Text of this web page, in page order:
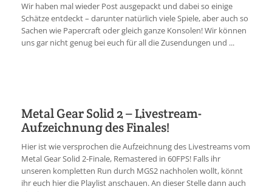
Wir haben mal wieder Post ausgepackt und dabei so einige
Schätze entdeckt – darunter natürlich viele Spiele, aber auch so
Sachen wie Papercraft oder gleich ganze Konsolen! Wir können
uns gar nicht genug bei euch für all die Zusendungen und ...
Metal Gear Solid 2 – Livestream-
Aufzeichnung des Finales!
Hier ist wie versprochen die Aufzeichnung des Livestreams vom
Metal Gear Solid 2-Finale, Remastered in 60FPS! Falls ihr
unseren kompletten Run durch MGS2 nachholen wollt, könnt
ihr euch hier die Playlist anschauen. An dieser Stelle dann auch